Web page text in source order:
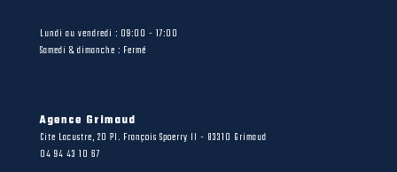
Lundi au vendredi : 09:00 - 17:00
Samedi & dimanche : Fermé
Agence Grimaud
Cite Lacustre, 20 Pl. François Spoerry II - 83310 Grimaud
04 94 43 10 67